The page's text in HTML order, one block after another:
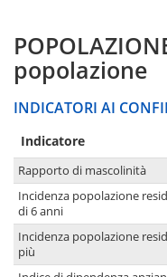
popolazione
INDICATORI AI
Indicatore
Rapporto di mascolinità
Incidenza popolazione
di 6 anni
Incidenza popolazione
più